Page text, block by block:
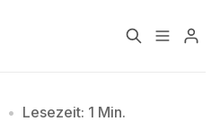
• Lesezeit: 1 Min.